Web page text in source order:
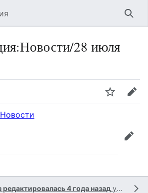
:Новости/28 июля
4 года назад участником